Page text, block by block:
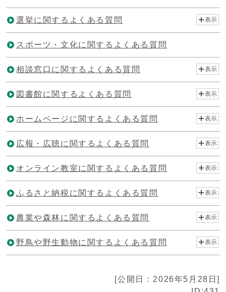
選挙に関するよくある質問 表示
スポーツ・文化に関するよくある質問
相談窓口に関するよくある質問 表示
図書館に関するよくある質問 表示
ホームページに関するよくある質問 表示
広報・広聴に関するよくある質問 表示
オンライン教室に関するよくある質問 表示
ふるさと納税に関するよくある質問 表示
農業や森林に関するよくある質問 表示
野鳥や野生動物に関するよくある質問 表示
[公開日：2026年5月28日]